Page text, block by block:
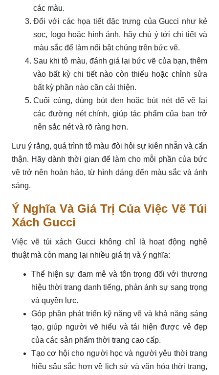
các màu.
Đối với các họa tiết đặc trưng của Gucci như kẻ
sọc, logo hoặc hình ảnh, hãy chú ý tới chi tiết và
màu sắc để làm nổi bật chúng trên bức vẽ.
Sau khi tô màu, đánh giá lại bức vẽ của bạn, thêm
vào bất kỳ chi tiết nào còn thiếu hoặc chỉnh sửa
bất kỳ phần nào cần cải thiện.
Cuối cùng, dùng bút đen hoặc bút nét để vẽ lại
các đường nét chính, giúp tác phẩm của bạn trở
nên sắc nét và rõ ràng hơn.
Lưu ý rằng, quá trình tô màu đòi hỏi sự kiên nhẫn và cẩn
thận. Hãy dành thời gian để làm cho mỗi phần của bức
vẽ trở nên hoàn hảo, từ hình dáng đến màu sắc và ánh
sáng.
Ý Nghĩa Và Giá Trị Của Việc Vẽ Túi
Xách Gucci
Việc vẽ túi xách Gucci không chỉ là hoạt động nghệ
thuật mà còn mang lại nhiều giá trị và ý nghĩa:
Thể hiện sự đam mê và tôn trọng đối với thương
hiệu thời trang danh tiếng, phản ánh sự sang trọng
và quyền lực.
Góp phần phát triển kỹ năng vẽ và khả năng sáng
tạo, giúp người vẽ hiểu và tái hiện được vẻ đẹp
của các sản phẩm thời trang cao cấp.
Tạo cơ hội cho người học và người yêu thời trang
hiểu sâu sắc hơn về lịch sử và văn hóa thời trang,